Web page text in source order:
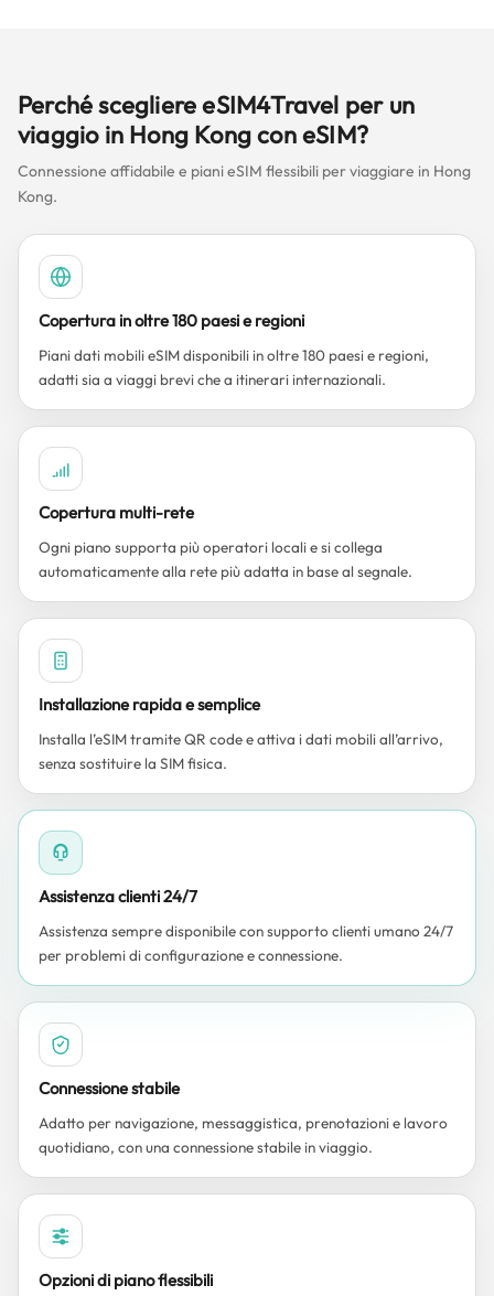
Perché scegliere eSIM4Travel per un
viaggio in Hong Kong con eSIM?
Connessione affidabile e piani eSIM flessibili per viaggiare in Hong
Kong.
Copertura in oltre 180 paesi e regioni
Piani dati mobili eSIM disponibili in oltre 180 paesi e regioni,
adatti sia a viaggi brevi che a itinerari internazionali.
Copertura multi-rete
Ogni piano supporta più operatori locali e si collega
automaticamente alla rete più adatta in base al segnale.
Installazione rapida e semplice
Installa l’eSIM tramite QR code e attiva i dati mobili all’arrivo,
senza sostituire la SIM fisica.
Assistenza clienti 24/7
Assistenza sempre disponibile con supporto clienti umano 24/7
per problemi di configurazione e connessione.
Connessione stabile
Adatto per navigazione, messaggistica, prenotazioni e lavoro
quotidiano, con una connessione stabile in viaggio.
Opzioni di piano flessibili